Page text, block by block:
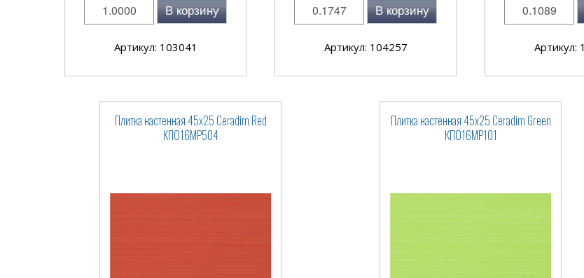
В корзину
Артикул: 103041
В корзину
Артикул: 104257 Артикул:
Плитка настенная 45x25 Ceradim Red
КПО16МР504
Плитка настенная 45x25 Ceradim Green
КПО16МР101